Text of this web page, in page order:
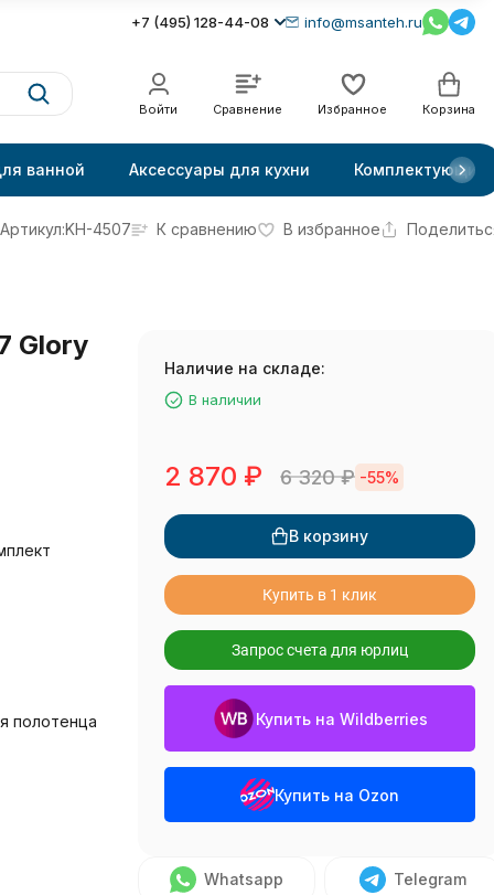
+7 (495) 128-44-08 info@msanteh.ru
Войти Сравнение Избранное Корзина
ванной Аксессуары для кухни Комплектующие
Артикул:KH-4507 К сравнению В избранное
Glory
полотенца
Наличие на складе:
В наличии
2 870 ₽ 6 320₽ -55%
В корзину
Купить в 1 клик
Запрос счета для юрлиц
Купить на Wildberries
Купить на Ozon
Whatsapp Telegram